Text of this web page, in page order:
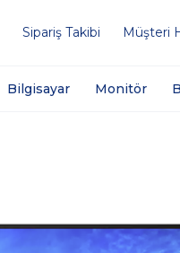
Sipariş Takibi Müşteri
Bilgisayar Monitör